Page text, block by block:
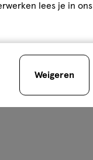
lees je in ons
Weigeren